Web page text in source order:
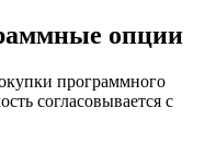
опции
программного
согласовывается с